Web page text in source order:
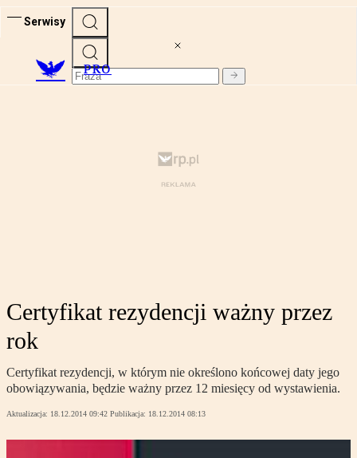
Serwisy
PRO
Certyfikat rezydencji ważny przez
rok
Certyfikat rezydencji, w którym nie określono końcowej daty jego
obowiązywania, będzie ważny przez 12 miesięcy od wystawienia.
Aktualizacja: 18.12.2014 09:42 Publikacja: 18.12.2014 08:13